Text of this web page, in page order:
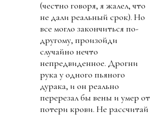
(честно говоря, я жалел, что
не дали реальный срок). Но
все могло закончиться по-
другому, произойди
случайно нечто
непредвиденное. Дрогни
рука у одного пьяного
дурака, и он реально
перерезал бы вены и умер от
потери крови. Не рассчитай